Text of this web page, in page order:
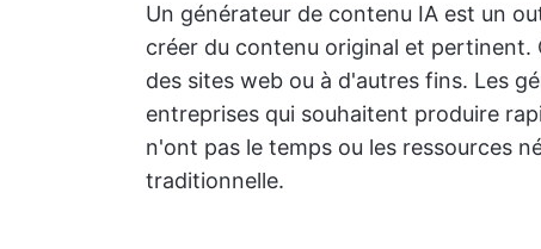
Un générateur de contenu IA est un
créer du contenu original et pertinent.
des sites web ou à d'autres fins. Les
entreprises qui souhaitent produire
n'ont pas le temps ou les ressources
traditionnelle.